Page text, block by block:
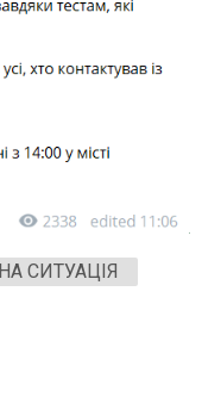
СИТУАЦІЯ